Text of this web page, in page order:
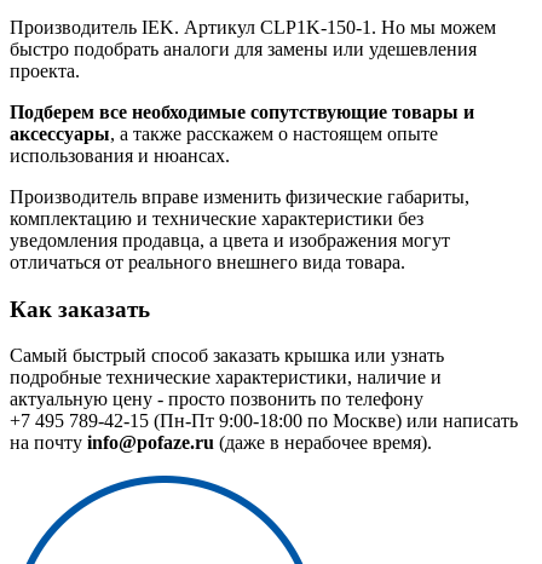
Производитель IEK. Артикул CLP1K-150-1. Но мы можем
быстро подобрать аналоги для замены или удешевления
проекта.
Подберем все необходимые сопутствующие товары и
аксессуары, а также расскажем о настоящем опыте
использования и нюансах.
Производитель вправе изменить физические габариты,
комплектацию и технические характеристики без
уведомления продавца, а цвета и изображения могут
отличаться от реального внешнего вида товара.
Как заказать
Самый быстрый способ заказать крышка или узнать
подробные технические характеристики, наличие и
актуальную цену - просто позвонить по телефону
+7 495 789-42-15 (Пн-Пт 9:00-18:00 по Москве) или написать
на почту info@pofaze.ru (даже в нерабочее время).